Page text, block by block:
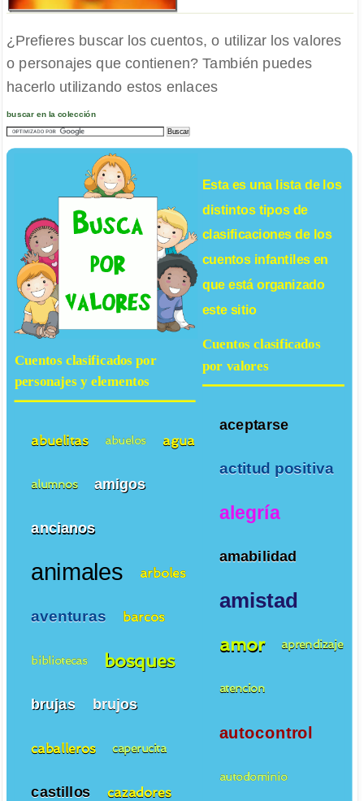
¿Prefieres buscar los cuentos, o utilizar los valores
o personajes que contienen? También puedes
hacerlo utilizando estos enlaces
buscar en la colección
Esta es una lista de los
distintos tipos de
clasificaciones de los
cuentos infantilesen
que está organizado
este sitio
Cuentos clasificados
por valores
aceptarse
actitud positiva
alegría
amabilidad
amistad
amor aprendizaje
atencion
autocontrol
autodominio
Cuentos clasificados por
personajes y elementos
abuelitas abuelos agua
alumnos amigos
ancianos
animales arboles
aventuras barcos
bibliotecas bosques
brujas brujos
caballeros caperucita
castillos cazadores